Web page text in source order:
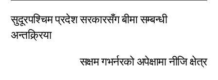
सुदूरपश्चिम प्रदेश सरकारसँग बीमा सम्बन्धी
अन्तक्र्रिया
सक्षम गभर्नरको अपेक्षामा नीजि क्षेत्र